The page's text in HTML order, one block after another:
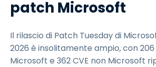
patch Microsoft
Il rilascio di Patch Tuesday di
2026 è insolitamente ampio, con
Microsoft e 362 CVE non Microsoft